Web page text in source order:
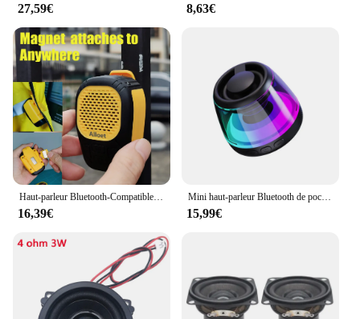
27,59€ 8,63€
16,39€
Mini haut-parleur Bluetooth de poche, lumière ambiante RVB magnétique, barre de son sans fil, stéréo TWS, lecteur de musique MP3, prise en charge de la carte TF
15,99€